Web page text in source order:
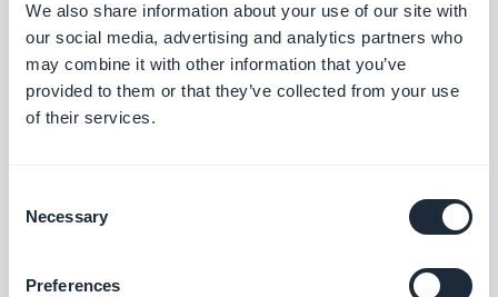
We also share information about your use of our site with
our social media, advertising and analytics partners who
may combine it with other information that you’ve
provided to them or that they’ve collected from your use
of their services.
Selection
Necessary
Preferences
configurazione in Progressier, una logica di
segmentazione da costruire da qualche parte e un
invio che avviene in un pannello esterno.
compilano in Swift e Kotlin nativi. Quando abbiamo
gestito l'intero processo di revisione Apple,